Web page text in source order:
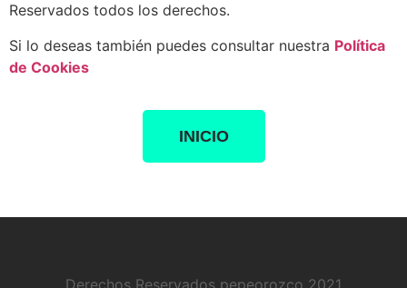
Reservados todos los derechos.
Si lo deseas también puedes consultar nuestra Política
de Cookies
INICIO
Derechos Reservados pepeorozco 2021